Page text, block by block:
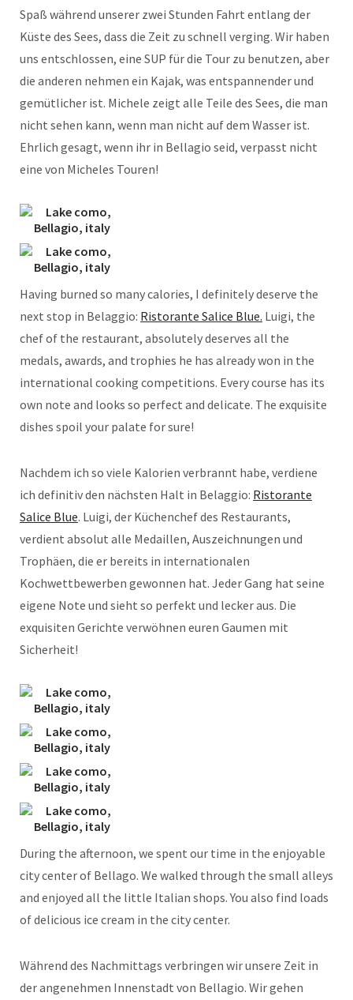
Spaß während unserer zwei Stunden Fahrt entlang der
Küste des Sees, dass die Zeit zu schnell verging. Wir haben
uns entschlossen, eine SUP für die Tour zu benutzen, aber
die anderen nehmen ein Kajak, was entspannender und
gemütlicher ist. Michele zeigt alle Teile des Sees, die man
nicht sehen kann, wenn man nicht auf dem Wasser ist.
Ehrlich gesagt, wenn ihr in Bellagio seid, verpasst nicht
eine von Micheles Touren!
Having burned so many calories, I definitely deserve the
next stop in Belaggio: Ristorante Salice Blue. Luigi, the
chef of the restaurant, absolutely deserves all the
medals, awards, and trophies he has already won in the
international cooking competitions. Every course has its
own note and looks so perfect and delicate. The exquisite
dishes spoil your palate for sure!
Nachdem ich so viele Kalorien verbrannt habe, verdiene
ich definitiv den nächsten Halt in Belaggio: Ristorante
Salice Blue. Luigi, der Küchenchef des Restaurants,
verdient absolut alle Medaillen, Auszeichnungen und
Trophäen, die er bereits in internationalen
Kochwettbewerben gewonnen hat. Jeder Gang hat seine
eigene Note und sieht so perfekt und lecker aus. Die
exquisiten Gerichte verwöhnen euren Gaumen mit
Sicherheit!
During the afternoon, we spent our time in the enjoyable
city center of Bellago. We walked through the small alleys
and enjoyed all the little Italian shops. You also find loads
of delicious ice cream in the city center.
Während des Nachmittags verbringen wir unsere Zeit in
der angenehmen Innenstadt von Bellagio. Wir gehen